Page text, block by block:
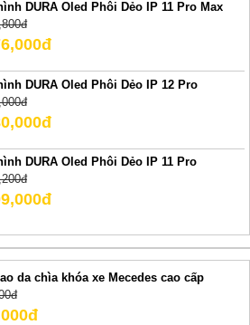
DURA Oled Phôi Dẻo IP 11 Pro Max
DURA Oled Phôi Dẻo IP 12 Pro
DURA Oled Phôi Dẻo IP 11 Pro
da chìa khóa xe Mecedes cao cấp